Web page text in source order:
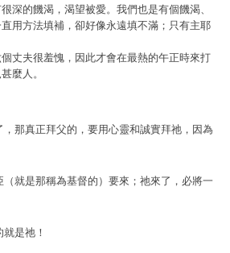
深的饑渴，渴望被愛。我們也是有個饑渴、
用方法填補，卻好像永遠填不滿；只有主耶
丈夫很羞愧，因此才會在最熱的午正時來打
麼人。
那真正拜父的，要用心靈和誠實拜祂，因為
就是那稱為基督的）要來；祂來了，必將一
是祂！